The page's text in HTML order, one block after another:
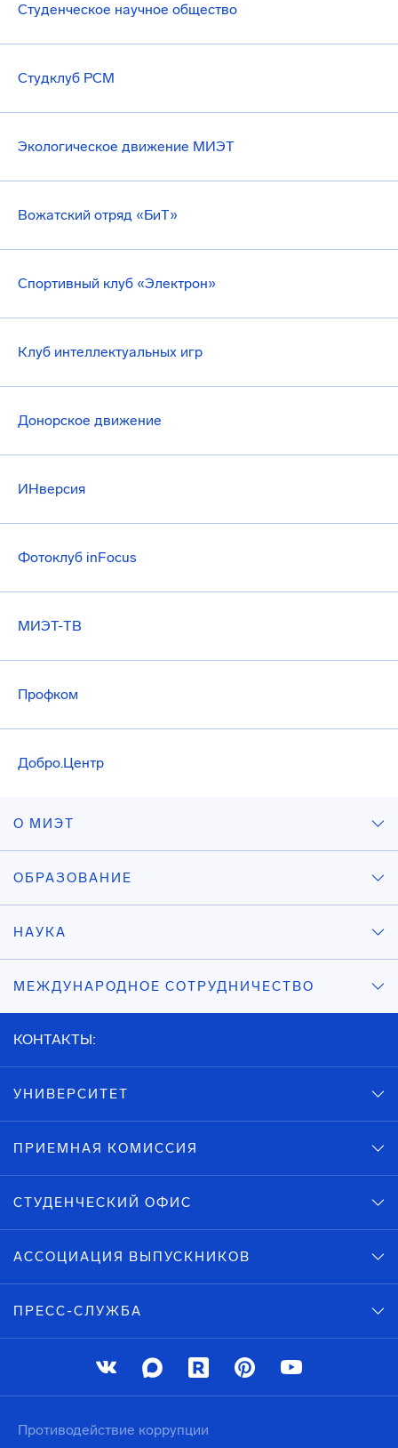
Студенческое научное общество
Студклуб РСМ
Экологическое движение МИЭТ
Вожатский отряд «БиТ»
Спортивный клуб «Электрон»
Клуб интеллектуальных игр
Донорское движение
ИНверсия
Фотоклуб inFocus
МИЭТ-ТВ
Профком
Добро.Центр
О МИЭТ
ОБРАЗОВАНИЕ
НАУКА
МЕЖДУНАРОДНОЕ СОТРУДНИЧЕСТВО
КОНТАКТЫ:
УНИВЕРСИТЕТ
ПРИЕМНАЯ КОМИССИЯ
СТУДЕНЧЕСКИЙ ОФИС
АССОЦИАЦИЯ ВЫПУСКНИКОВ
ПРЕСС-СЛУЖБА
Противодействие коррупции